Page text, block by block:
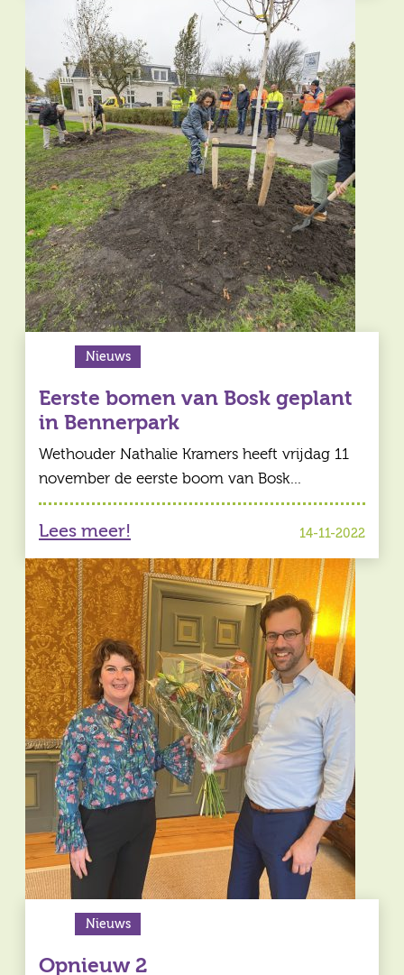
Nieuws
Eerste bomen van Bosk geplant
in Bennerpark
Wethouder Nathalie Kramers heeft vrijdag 11
november de eerste boom van Bosk…
Lees meer! 14-11-2022
Nieuws
Opnieuw 2